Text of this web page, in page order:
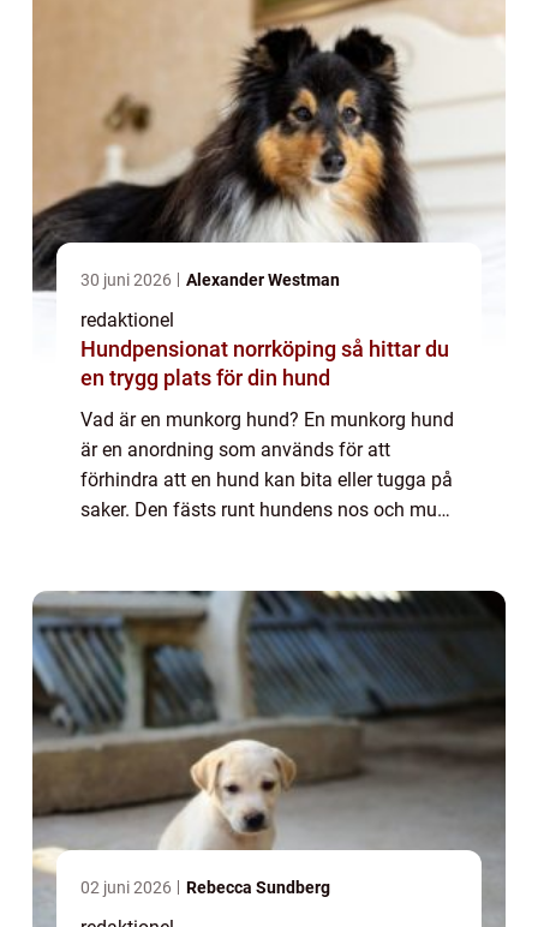
30 juni 2026 Alexander Westman
redaktionel
Hundpensionat norrköping så hittar du
en trygg plats för din hund
Vad är en munkorg hund? En munkorg hund
är en anordning som används för att
förhindra att en hund kan bita eller tugga på
saker. Den fästs runt hundens nos och mun
kan v...
02 juni 2026 Rebecca Sundberg